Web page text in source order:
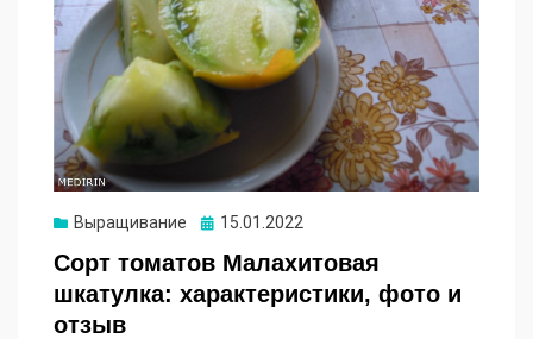
Выращивание Опубликовано
15.01.2022
Сорт томатов Малахитовая
шкатулка: характеристики, фото и
отзыв